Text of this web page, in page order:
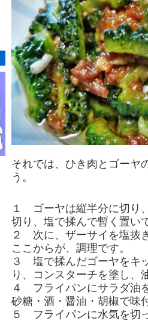
それでは、ひき肉とゴーヤ
う。
１ ゴーヤは縦半分に切り
切り、塩で揉んで暫く置い
２ 次に、ザーサイを塩抜
ここからが、調理です。
３ 塩で揉んだゴーヤをキ
り、コンスターチを塗し、
４ フライパンにサラダ油
砂糖・酒・醤油・胡椒で味
５ フライパンに水気を切